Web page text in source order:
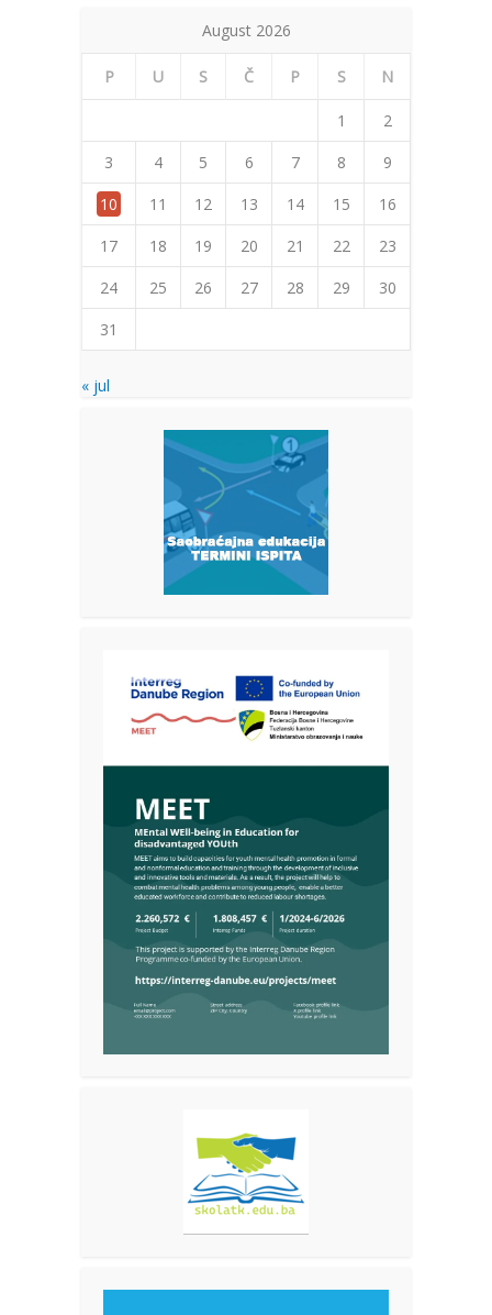
August 2026
P U S Č P S N
1
2
3
4 5 6 7 8
9
10
11 12 13 14 15
16
17
18 19 20 21 22
23
24
25 26 27 28 29
30
31
« jul